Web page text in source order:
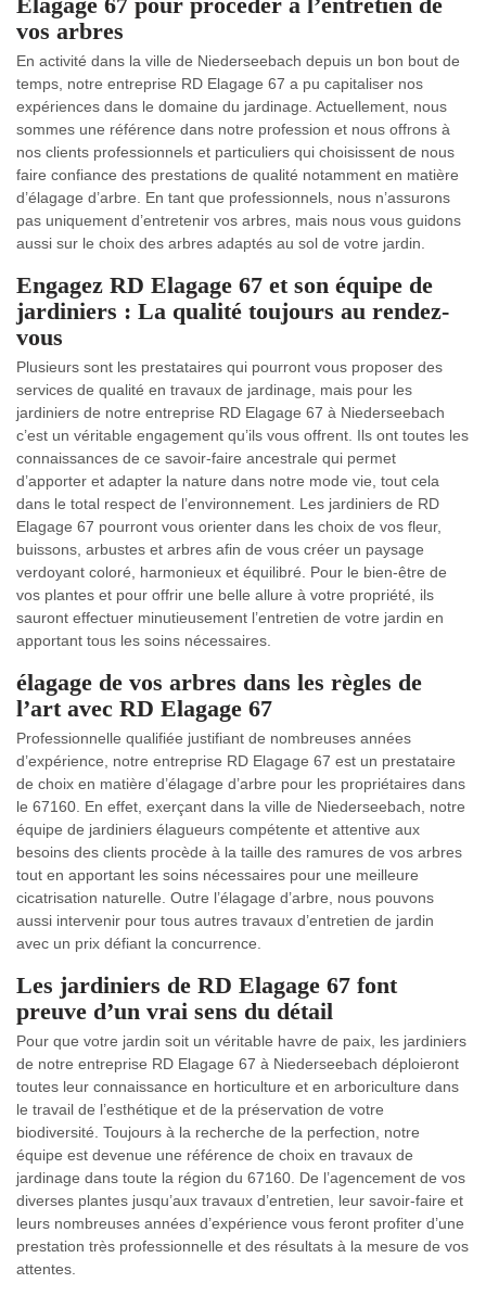
vos arbres
En activité dans la ville de Niederseebach depuis un bon bout de
temps, notre entreprise RD Elagage 67 a pu capitaliser nos
expériences dans le domaine du jardinage. Actuellement, nous
sommes une référence dans notre profession et nous offrons à
nos clients professionnels et particuliers qui choisissent de nous
faire confiance des prestations de qualité notamment en matière
d’élagage d’arbre. En tant que professionnels, nous n’assurons
pas uniquement d’entretenir vos arbres, mais nous vous guidons
aussi sur le choix des arbres adaptés au sol de votre jardin.
Engagez RD Elagage 67 et son équipe de
jardiniers : La qualité toujours au rendez-
vous
Plusieurs sont les prestataires qui pourront vous proposer des
services de qualité en travaux de jardinage, mais pour les
jardiniers de notre entreprise RD Elagage 67 à Niederseebach
c’est un véritable engagement qu’ils vous offrent. Ils ont toutes les
connaissances de ce savoir-faire ancestrale qui permet
d’apporter et adapter la nature dans notre mode vie, tout cela
dans le total respect de l’environnement. Les jardiniers de RD
Elagage 67 pourront vous orienter dans les choix de vos fleur,
buissons, arbustes et arbres afin de vous créer un paysage
verdoyant coloré, harmonieux et équilibré. Pour le bien-être de
vos plantes et pour offrir une belle allure à votre propriété, ils
sauront effectuer minutieusement l’entretien de votre jardin en
apportant tous les soins nécessaires.
élagage de vos arbres dans les règles de
l’art avec RD Elagage 67
Professionnelle qualifiée justifiant de nombreuses années
d’expérience, notre entreprise RD Elagage 67 est un prestataire
de choix en matière d’élagage d’arbre pour les propriétaires dans
le 67160. En effet, exerçant dans la ville de Niederseebach, notre
équipe de jardiniers élagueurs compétente et attentive aux
besoins des clients procède à la taille des ramures de vos arbres
tout en apportant les soins nécessaires pour une meilleure
cicatrisation naturelle. Outre l’élagage d’arbre, nous pouvons
aussi intervenir pour tous autres travaux d’entretien de jardin
avec un prix défiant la concurrence.
Les jardiniers de RD Elagage 67 font
preuve d’un vrai sens du détail
Pour que votre jardin soit un véritable havre de paix, les jardiniers
de notre entreprise RD Elagage 67 à Niederseebach déploieront
toutes leur connaissance en horticulture et en arboriculture dans
le travail de l’esthétique et de la préservation de votre
biodiversité. Toujours à la recherche de la perfection, notre
équipe est devenue une référence de choix en travaux de
jardinage dans toute la région du 67160. De l’agencement de vos
diverses plantes jusqu’aux travaux d’entretien, leur savoir-faire et
leurs nombreuses années d’expérience vous feront profiter d’une
prestation très professionnelle et des résultats à la mesure de vos
attentes.